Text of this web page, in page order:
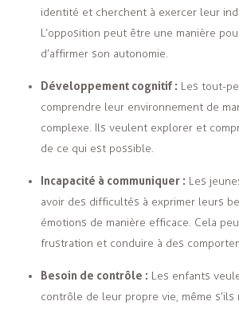
identité et cherchent à exercer leur
L’opposition peut être une manière
d’affirmer son autonomie.
Développement cognitif : Les tout-
comprendre leur environnement de
complexe. Ils veulent explorer et
de ce qui est possible.
Incapacité à communiquer : Les
avoir des difficultés à exprimer leurs
émotions de manière efficace. Cela
frustration et conduire à des
Besoin de contrôle : Les enfants
contrôle de leur propre vie, même s’ils